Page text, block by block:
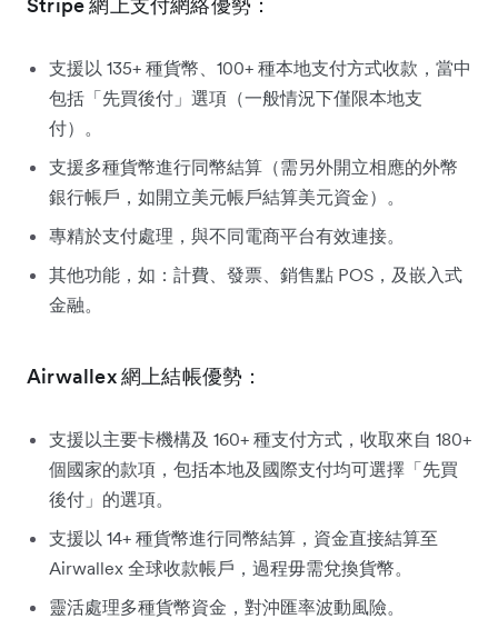
支援以 135+ 種貨幣、100+ 種本地支付方式收款，當中
包括「先買後付」選項（一般情況下僅限本地支
付）。
支援多種貨幣進行同幣結算（需另外開立相應的外幣
銀行帳戶，如開立美元帳戶結算美元資金）。
專精於支付處理，與不同電商平台有效連接。
其他功能，如：計費、發票、銷售點 POS，及嵌入式
金融。
Airwallex 網上結帳優勢：
支援以主要卡機構及 160+ 種支付方式，收取來自 180+
個國家的款項，包括本地及國際支付均可選擇「先買
後付」的選項。
支援以 14+ 種貨幣進行同幣結算，資金直接結算至
Airwallex 全球收款帳戶，過程毋需兌換貨幣。
靈活處理多種貨幣資金，對沖匯率波動風險。